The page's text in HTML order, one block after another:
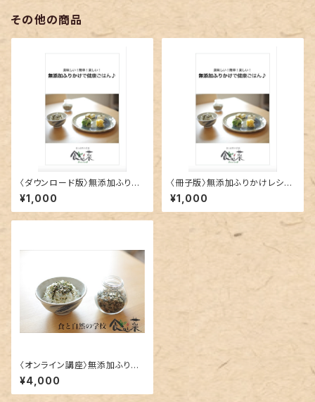
その他の商品
〈ダウンロード版〉無添加ふりか
けレシピ集
¥1,000
〈冊子版〉無添加ふりかけレシピ
集
¥1,000
〈オンライン講座〉無添加ふりか
け講座 2022.01.19 zoom開
催
¥4,000